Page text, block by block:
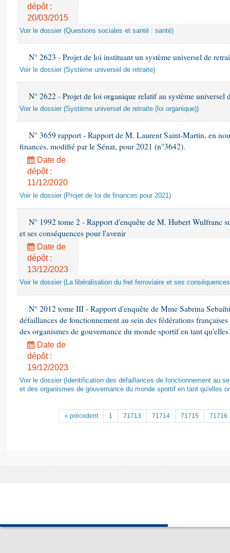
Questions écrites et orales
Comptes rendus des débats
dépôt :
20/03/2015
Voir le dossier (Questions sociales et santé : santé)
N° 2623 - Projet de loi instituant un système universel de
Voir le dossier (Système universel de retraite)
N° 2622 - Projet de loi organique relatif au système universel
Voir le dossier (Système universel de retraite (loi organique))
N° 3659 rapport - Rapport de M. Laurent Saint-Martin, en
finances, modifié par le Sénat, pour 2021 (n°3642).
Date de
dépôt :
11/12/2020
Voir le dossier (Projet de loi de finances pour 2021)
N° 1992 tome 2 - Rapport d'enquête de M. Hubert Wulfranc
et ses conséquences pour l'avenir
Date de
dépôt :
13/12/2023
Voir le dossier (La libéralisation du fret ferroviaire et ses
N° 2012 tome III - Rapport d'enquête de Mme Sabrina
défaillances de fonctionnement au sein des fédérations
des organismes de gouvernance du monde sportif en tant
Date de
dépôt :
19/12/2023
Voir le dossier (Identification des défaillances de fonctionnement au
et des organismes de gouvernance du monde sportif en tant qu'elles
« précedent 1 71713 71714 71715 71716